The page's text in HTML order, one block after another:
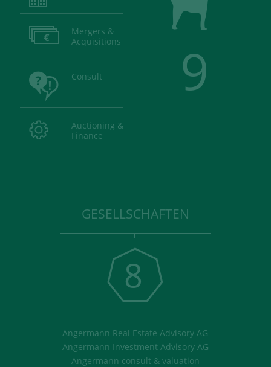
Mergers &
Acquisitions
Consult
Auctioning &
Finance
9
GESELLSCHAFTEN
8
Angermann Real Estate Advisory AG
Angermann Investment Advisory AG
Angermann consult & valuation